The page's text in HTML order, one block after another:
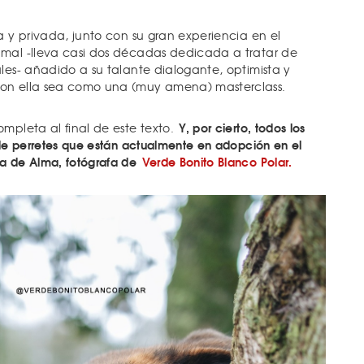
y privada, junto con su gran experiencia en el
-lleva casi dos décadas dedicada a tratar de
añadido a su talante dialogante, optimista y
ella sea como una (muy amena) masterclass.
al final de este texto. Y, por cierto, todos los
perretes que están actualmente en adopción en el
de Alma, fotógrafa de Verde Bonito Blanco Polar.